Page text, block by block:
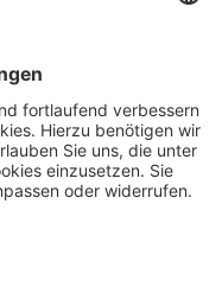
Facebook
auf YouTube